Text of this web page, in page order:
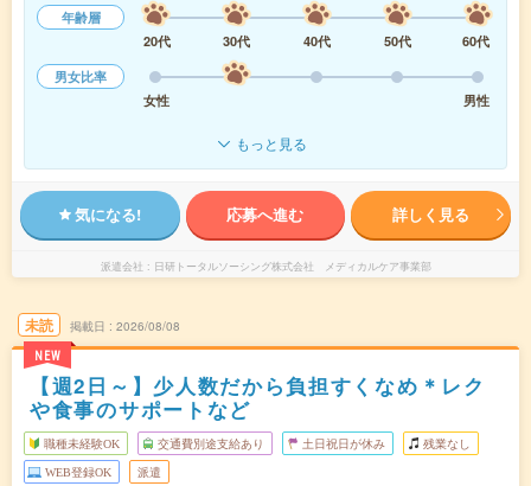
年齢層
20代
30代 40代 50代
60代
男女比率
女性
男性
もっと見る
気になる! 応募へ進む 詳しく見る
派遣会社 日研トータルソーシング株式会社 メディカルケア事業部
未読
NEW
掲載日 2026/08/08
【週2日～】少人数だから負担すくなめ＊レク
や食事のサポートなど
職種未経験OK 交通費別途支給あり 土日祝日が休み 残業なし
WEB登録OK 派遣